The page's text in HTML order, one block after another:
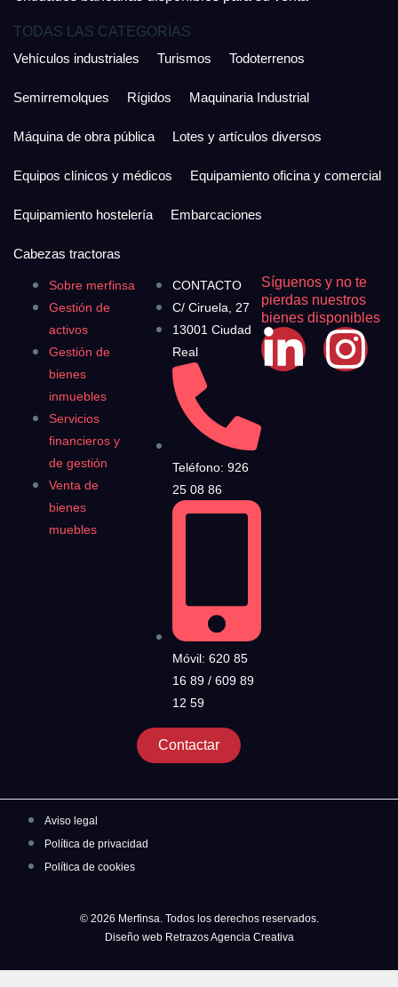
Sobre merfinsa
Gestión de
activos
Gestión de
bienes
inmuebles
Servicios
financieros y
de gestión
Venta de
bienes
muebles
CONTACTO
C/ Ciruela, 27
13001 Ciudad
Real
Teléfono: 926
25 08 86
Móvil: 620 85
16 89 / 609 89
12 59
Contactar
Síguenos y no te
pierdas nuestros
bienes disponibles
TODAS LAS CATEGORÍAS
Vehículos industriales
Turismos Todoterrenos
Semirremolques Rígidos Maquinaria Industrial
Máquina de obra pública Lotes y artículos diversos
Equipos clínicos y médicos Equipamiento oficina y comercial
Equipamiento hostelería Embarcaciones
Cabezas tractoras
Aviso legal
Política de privacidad
Política de cookies
© 2026 Merfinsa. Todos los derechos reservados.
Diseño web Retrazos Agencia Creativa